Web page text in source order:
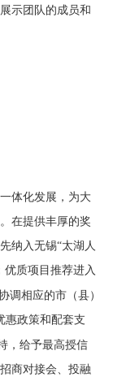
示团队的成员和
体化发展，为大
在提供丰厚的奖
纳入无锡“太湖人
优质项目推荐进入
调相应的市（县）
惠政策和配套支
，给予最高授信
商对接会、投融